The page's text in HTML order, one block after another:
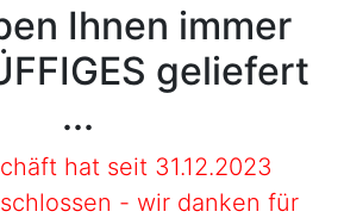
Ihnen immer
geliefert
...
hat seit 31.12.2023
- wir danken für